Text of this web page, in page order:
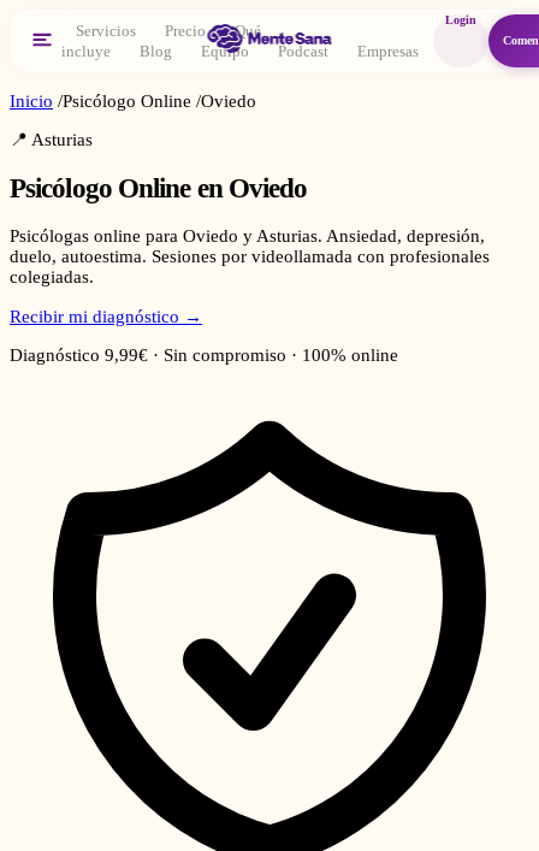
Servicios Precio
Qué
incluye
Blog Equipo Podcast Empresas
Login
Inicio /Psicólogo Online /Oviedo
📍 Asturias
Psicólogo Online en Oviedo
Psicólogas online para Oviedo y Asturias. Ansiedad, depresión,
duelo, autoestima. Sesiones por videollamada con profesionales
colegiadas.
Recibir mi diagnóstico →
Diagnóstico 9,99€ · Sin compromiso · 100% online